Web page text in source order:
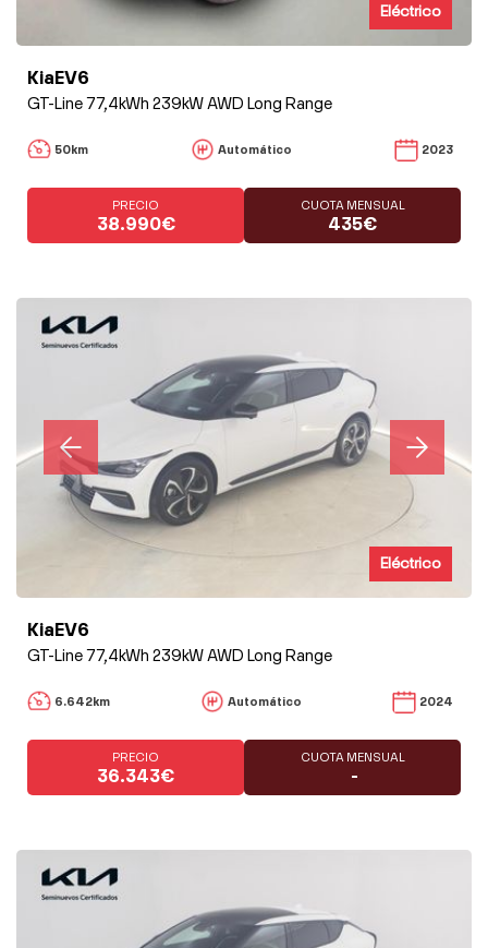
Eléctrico
KiaEV6
GT-Line 77,4kWh 239kW AWD Long Range
50km Automático 2023
PRECIO
38.990€
CUOTA MENSUAL
435€
Eléctrico
KiaEV6
GT-Line 77,4kWh 239kW AWD Long Range
6.642km Automático 2024
PRECIO
36.343€
CUOTA MENSUAL
-